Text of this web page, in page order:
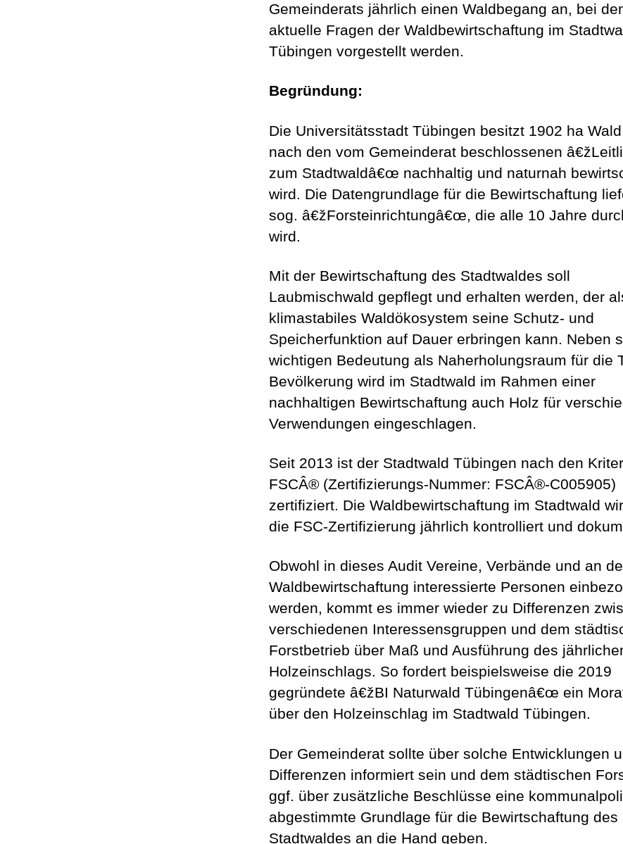
Gemeinderats jährlich einen Waldbegang an, bei
aktuelle Fragen der Waldbewirtschaftung im
Tübingen vorgestellt werden.
Begründung:
Die Universitätsstadt Tübingen besitzt 1902 ha
nach den vom Gemeinderat beschlossenen
zum Stadtwaldâ€œ nachhaltig und naturnah
wird. Die Datengrundlage für die Bewirtschaftung
sog. â€žForsteinrichtungâ€œ, die alle 10 Jahre
wird.
Mit der Bewirtschaftung des Stadtwaldes soll
Laubmischwald gepflegt und erhalten werden, der
klimastabiles Waldökosystem seine Schutz- und
Speicherfunktion auf Dauer erbringen kann. Neben
wichtigen Bedeutung als Naherholungsraum für die
Bevölkerung wird im Stadtwald im Rahmen einer
nachhaltigen Bewirtschaftung auch Holz für
Verwendungen eingeschlagen.
Seit 2013 ist der Stadtwald Tübingen nach den
FSCÂ® (Zertifizierungs-Nummer: FSCÂ®-C005905)
zertifiziert. Die Waldbewirtschaftung im Stadtwald
die FSC-Zertifizierung jährlich kontrolliert und
Obwohl in dieses Audit Vereine, Verbände und an
Waldbewirtschaftung interessierte Personen
werden, kommt es immer wieder zu Differenzen
verschiedenen Interessensgruppen und dem
Forstbetrieb über Maß und Ausführung des
Holzeinschlags. So fordert beispielsweise die 2019
gegründete â€žBI Naturwald Tübingenâ€œ ein
über den Holzeinschlag im Stadtwald Tübingen.
Der Gemeinderat sollte über solche Entwicklungen
Differenzen informiert sein und dem städtischen
ggf. über zusätzliche Beschlüsse eine
abgestimmte Grundlage für die Bewirtschaftung des
Stadtwaldes an die Hand geben.